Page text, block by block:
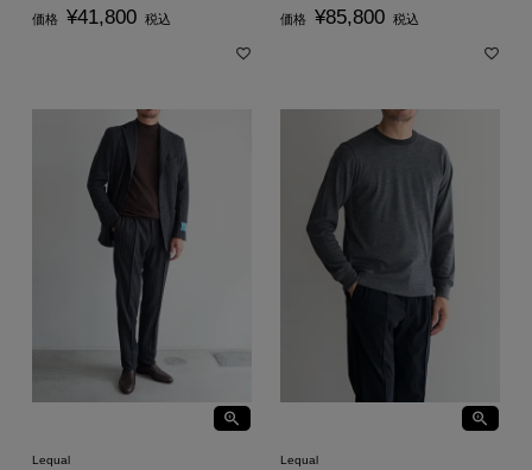
価格 ¥41,800 税込 価格 ¥85,800 税込
Lequal
Lequal